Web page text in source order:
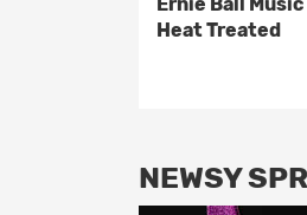
Heat Treated
NEWSY